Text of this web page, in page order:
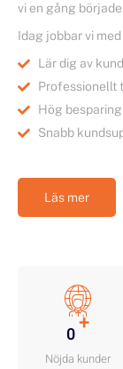
vi en gång började.
Idag jobbar vi
Lär dig av
Professionellt
Hög
Snabb
Läs mer
0+
Nöjda kunder